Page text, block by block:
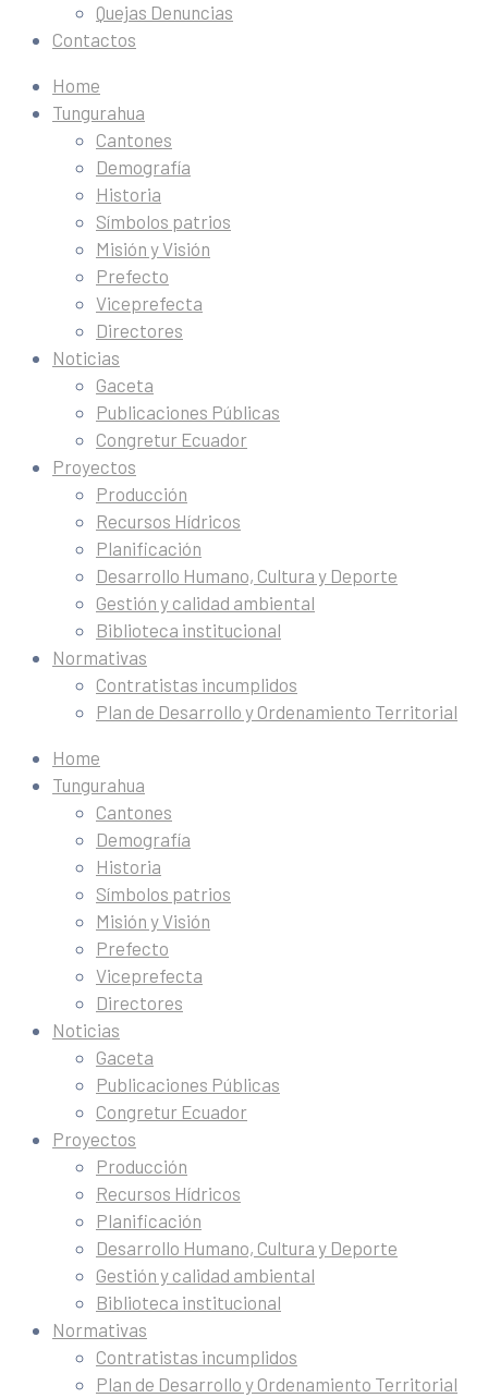
Quejas Denuncias
Contactos
Home
Tungurahua
Cantones
Demografía
Historia
Símbolos patrios
Misión y Visión
Prefecto
Viceprefecta
Directores
Noticias
Gaceta
Publicaciones Públicas
Congretur Ecuador
Proyectos
Producción
Recursos Hídricos
Planificación
Desarrollo Humano, Cultura y Deporte
Gestión y calidad ambiental
Biblioteca institucional
Normativas
Contratistas incumplidos
Plan de Desarrollo y Ordenamiento Territorial
Home
Tungurahua
Cantones
Demografía
Historia
Símbolos patrios
Misión y Visión
Prefecto
Viceprefecta
Directores
Noticias
Gaceta
Publicaciones Públicas
Congretur Ecuador
Proyectos
Producción
Recursos Hídricos
Planificación
Desarrollo Humano, Cultura y Deporte
Gestión y calidad ambiental
Biblioteca institucional
Normativas
Contratistas incumplidos
Plan de Desarrollo y Ordenamiento Territorial